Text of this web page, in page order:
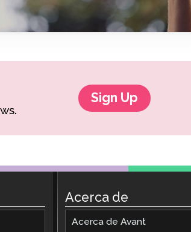
ClassLink Onboarding
STAMP Gestión de Grupos
Sign Up
Acerca de
Acerca de Avant